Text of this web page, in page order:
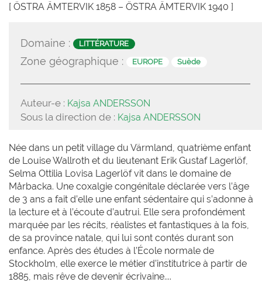
[ ÖSTRA ÄMTERVIK 1858 – ÖSTRA ÄMTERVIK 1940 ]
Domaine : LITTÉRATURE
Zone géographique : EUROPE Suède
Auteur-e : Kajsa ANDERSSON
Sous la direction de : Kajsa ANDERSSON
Née dans un petit village du Värmland, quatrième enfant
de Louise Wallroth et du lieutenant Erik Gustaf Lagerlöf,
Selma Ottilia Lovisa Lagerlöf vit dans le domaine de
Mårbacka. Une coxalgie congénitale déclarée vers l’âge
de 3 ans a fait d’elle une enfant sédentaire qui s’adonne à
la lecture et à l’écoute d’autrui. Elle sera profondément
marquée par les récits, réalistes et fantastiques à la fois,
de sa province natale, qui lui sont contés durant son
enfance. Après des études à l’École normale de
Stockholm, elle exerce le métier d’institutrice à partir de
1885, mais rêve de devenir écrivaine....